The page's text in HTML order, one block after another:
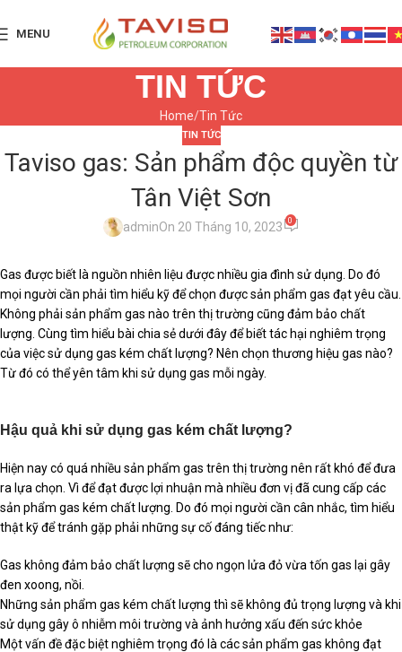
MENU
TIN TỨC
Home Tin Tức
TIN TỨC
Taviso gas: Sản phẩm độc quyền từ
Tân Việt Sơn
adminOn 20 Tháng 10, 2023 0
Gas được biết là nguồn nhiên liệu được nhiều gia đình sử dụng. Do đó
mọi người cần phải tìm hiểu kỹ để chọn được sản phẩm gas đạt yêu cầu.
Không phải sản phẩm gas nào trên thị trường cũng đảm bảo chất
lượng. Cùng tìm hiểu bài chia sẻ dưới đây để biết tác hại nghiêm trọng
của việc sử dụng gas kém chất lượng? Nên chọn thương hiệu gas nào?
Từ đó có thể yên tâm khi sử dụng gas mỗi ngày.
Hậu quả khi sử dụng gas kém chất lượng?
Hiện nay có quá nhiều sản phẩm gas trên thị trường nên rất khó để đưa
ra lựa chọn. Vì để đạt được lợi nhuận mà nhiều đơn vị đã cung cấp các
sản phẩm gas kém chất lượng. Do đó mọi người cần cân nhắc, tìm hiểu
thật kỹ để tránh gặp phải những sự cố đáng tiếc như:
Gas không đảm bảo chất lượng sẽ cho ngọn lửa đỏ vừa tốn gas lại gây
đen xoong, nồi.
Những sản phẩm gas kém chất lượng thì sẽ không đủ trọng lượng và khi
sử dụng gây ô nhiễm môi trường và ảnh hưởng xấu đến sức khỏe
Một vấn đề đặc biệt nghiêm trọng đó là các sản phẩm gas không đạt